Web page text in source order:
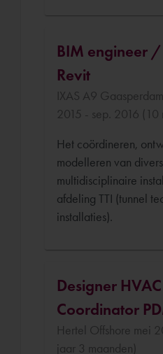
BIM engineer
Revit
IXAS A9
2015 - sep. 2016 (10
Het coördineren,
modelleren van
multidisciplinaire
afdeling TTI (tunnel
installaties).
Designer
Coordinator
Hertel Offshore mei
jaar 3 maanden)